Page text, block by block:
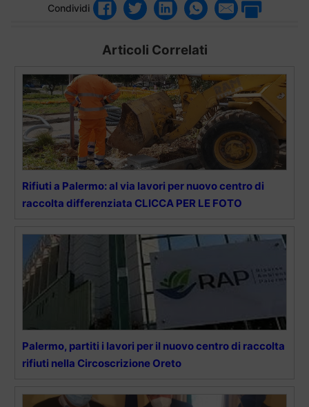
Condividi
Articoli Correlati
Rifiuti a Palermo: al via lavori per nuovo centro di
raccolta differenziata CLICCA PER LE FOTO
Palermo, partiti i lavori per il nuovo centro di raccolta
rifiuti nella Circoscrizione Oreto